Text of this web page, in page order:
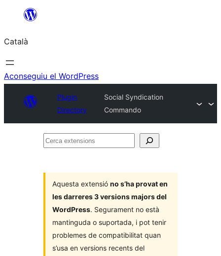
contingut
Català
Aconseguiu el WordPress
Plugin
Directory
Social Syndication
Commando
Cerca
Aquesta extensió no s’ha provat en
les darreres 3 versions majors del
WordPress. Segurament no està
mantinguda o suportada, i pot tenir
problemes de compatibilitat quan
s’usa en versions recents del